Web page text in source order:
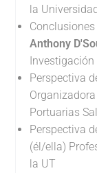
la
Anthony
Perspectiva
Portuarias
Perspectiva
(él/ella)
la UT